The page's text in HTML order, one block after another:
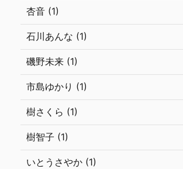
杏音 (1)
石川あんな (1)
磯野未来 (1)
市島ゆかり (1)
樹さくら (1)
樹智子 (1)
いとうさやか (1)